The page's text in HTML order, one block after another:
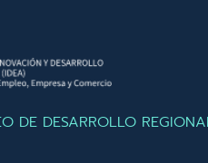
DE DESARROLLO